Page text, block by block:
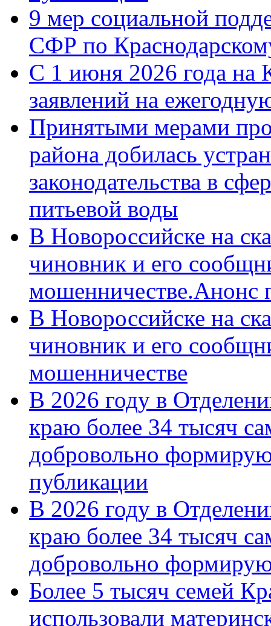
9 мер социальной
СФР по
С 1 июня 2026 года на
заявлений на
Принятыми мерами
района добилась
законодательства в
питьевой воды
В Новороссийске на
чиновник и его
мошенничестве.Анонс
В Новороссийске на
чиновник и его
мошенничестве
В 2026 году в
краю более 34 тысяч
добровольно
публикации
В 2026 году в
краю более 34 тысяч
добровольно
Более 5 тысяч семей
использовали